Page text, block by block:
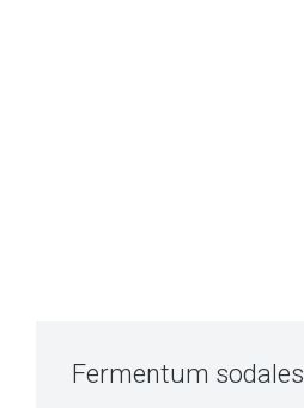
Fermentum sodales